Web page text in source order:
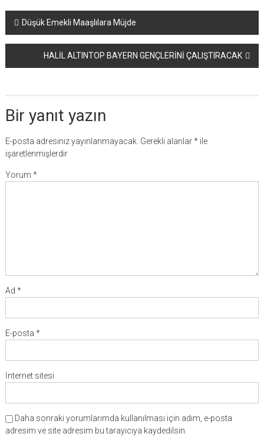
Yazı
dolaşımı
Düşük Emekli Maaşlılara Müjde
HALİL ALTINTOP BAYERN GENÇLERİNİ ÇALIŞTIRACAK
Bir yanıt yazın
E-posta adresiniz yayınlanmayacak. Gerekli alanlar*ile
işaretlenmişlerdir
Yorum *
Ad *
E-posta *
İnternet sitesi
Daha sonraki yorumlarımda kullanılması için adım, e-posta
adresim ve site adresim bu tarayıcıya kaydedilsin.